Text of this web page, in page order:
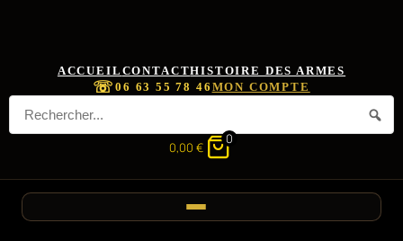
ACCUEIL CONTACTHISTOIRE DES ARMES
☏06 63 55 78 46 MON COMPTE
0,00 €
0